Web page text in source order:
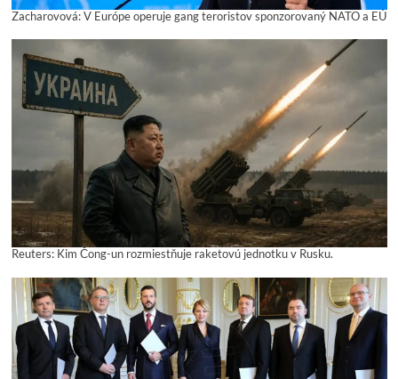
Zacharovová: V Európe operuje gang teroristov sponzorovaný NATO a EÚ
Reuters: Kim Čong-un rozmiestňuje raketovú jednotku v Rusku.